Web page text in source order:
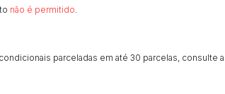
não é permitido.
parceladas em até 30 parcelas, consulte